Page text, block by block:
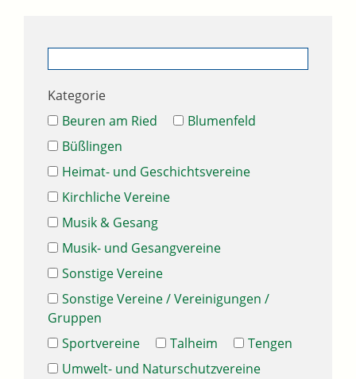
Kategorie
Beuren am Ried
Blumenfeld
Büßlingen
Heimat- und Geschichtsvereine
Kirchliche Vereine
Musik & Gesang
Musik- und Gesangvereine
Sonstige Vereine
Sonstige Vereine / Vereinigungen /
Gruppen
Sportvereine
Talheim
Tengen
Umwelt- und Naturschutzvereine